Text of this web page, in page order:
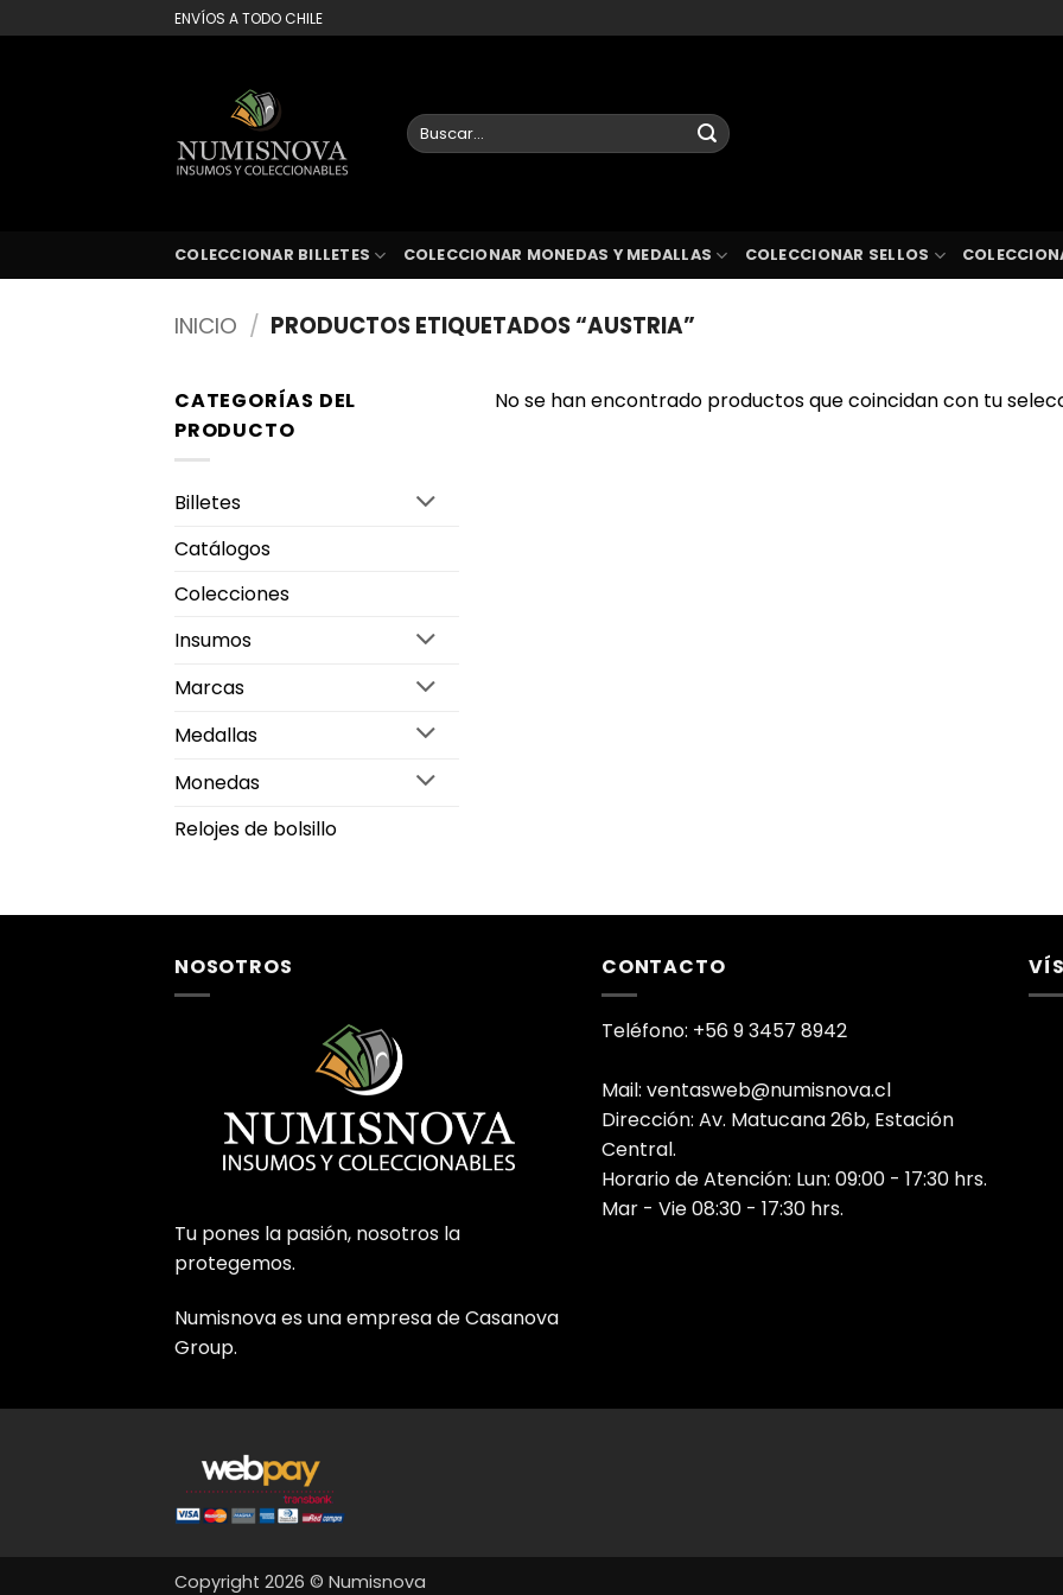
al
ENVÍOS A TODO CHILE
Buscar
por:
COLECCIONAR BILLETES COLECCIONAR MONEDAS Y MEDALLAS COLECCIONAR SELLOS
INICIO / PRODUCTOS ETIQUETADOS “AUSTRIA”
CATEGORÍAS DEL
PRODUCTO
Billetes
Catálogos
Colecciones
Insumos
Marcas
Medallas
Monedas
Relojes de bolsillo
No se han encontrado productos que coincidan con tu
NOSOTROS
Tu pones la pasión, nosotros la
protegemos.
Numisnova es una empresa de Casanova
Group.
CONTACTO
Teléfono: +56 9 3457 8942
Mail: ventasweb@numisnova.cl
Dirección: Av. Matucana 26b, Estación
Central.
Horario de Atención: Lun: 09:00 - 17:30 hrs.
Mar - Vie 08:30 - 17:30 hrs.
Copyright 2026 © Numisnova